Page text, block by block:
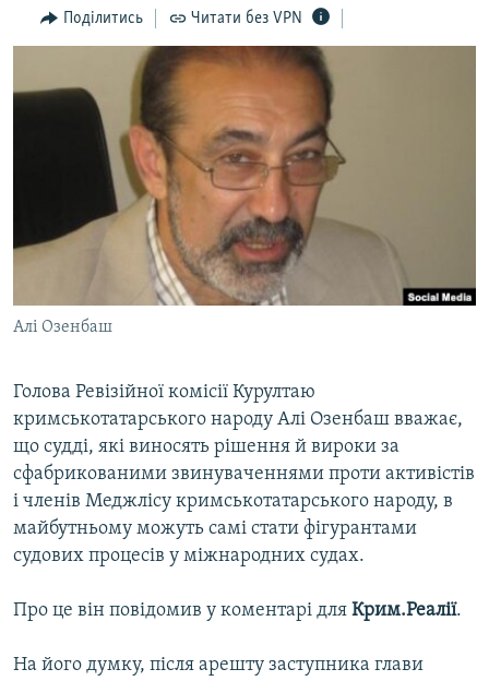
Перейти
до
ПОГЛЯД
ВСЕ ЗА ДЕНЬ
СПЕЦПРОЕКТИ
ДЕПОРТАЦІЯ
ВІДЕОУРОКИ «ELIFBE»
СВІДЧЕННЯ ОКУПАЦІЇ
УКРАЇНСЬКА ПРОБЛЕМА КРИМУ
ІНФОГРАФІКА
ЯК ОБІЙТИ БЛОКУВАННЯ
Русский
ДОЛУЧАЙСЯ!
Усі сайти RFE/RL
Поділитись Читати без VPN
Алі Озенбаш
Голова Ревізійної комісії Курултаю
кримськотатарського народу Алі Озенбаш вважає,
що судді, які виносять рішення й вироки за
сфабрикованими звинуваченнями проти активістів
і членів Меджлісу кримськотатарського народу, в
майбутньому можуть самі стати фігурантами
судових процесів у міжнародних судах.
Про це він повідомив у коментарі для Крим.Реалії.
На його думку, після арешту заступника глави